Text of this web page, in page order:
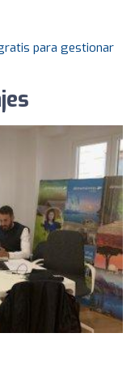
para gestionar